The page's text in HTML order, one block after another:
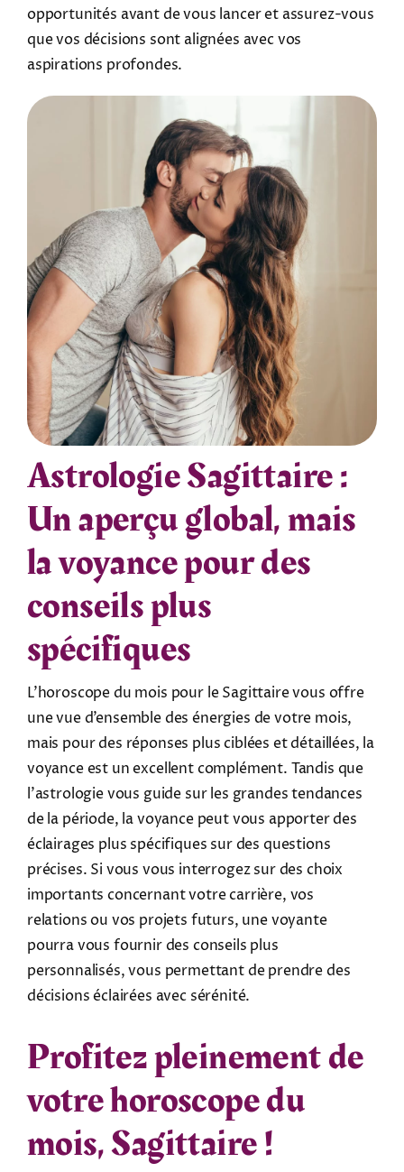
opportunités avant de vous lancer et assurez-vous
que vos décisions sont alignées avec vos
aspirations profondes.
Astrologie Sagittaire :
Un aperçu global, mais
la voyance pour des
conseils plus
spécifiques
L’horoscope du mois pour le Sagittaire vous offre
une vue d’ensemble des énergies de votre mois,
mais pour des réponses plus ciblées et détaillées, la
voyance est un excellent complément. Tandis que
l’astrologie vous guide sur les grandes tendances
de la période, la voyance peut vous apporter des
éclairages plus spécifiques sur des questions
précises. Si vous vous interrogez sur des choix
importants concernant votre carrière, vos
relations ou vos projets futurs, une voyante
pourra vous fournir des conseils plus
personnalisés, vous permettant de prendre des
décisions éclairées avec sérénité.
Profitez pleinement de
votre horoscope du
mois, Sagittaire !